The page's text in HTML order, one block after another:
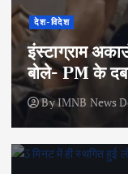
देश-विदेश
इंस्टाग्राम
बोले- PM के
ByIMNB News